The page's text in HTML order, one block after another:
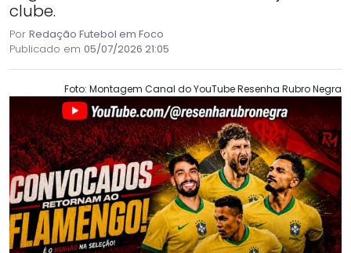
clube.
Por Redação Futebol em Foco
Publicado em 05/07/2026 21:05
Foto: Montagem Canal do YouTube Resenha Rubro Negra